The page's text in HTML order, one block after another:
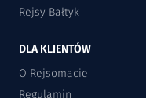
Rejsy Bałtyk
DLA KLIENTÓW
O Rejsomacie
Regulamin